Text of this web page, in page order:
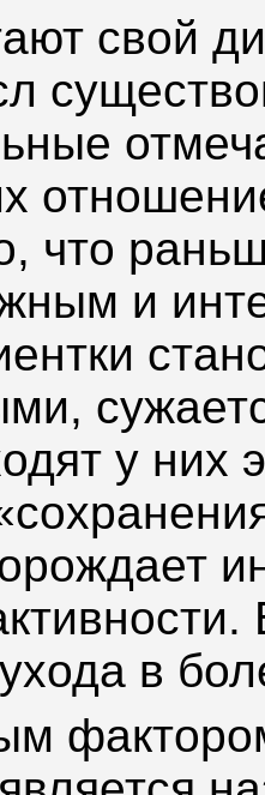
свой
что
и
у них
в